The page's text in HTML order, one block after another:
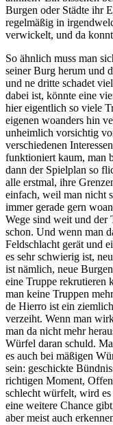
Burgen oder Städte ihr
regelmäßig in
verwickelt, und da
So ähnlich muss man
seiner Burg herum und
und ne dritte schadet
dabei ist, könnte eine
hier eigentlich so viele
eigenen woanders hin
unheimlich vorsichtig
verschiedenen
funktioniert kaum, man
dann der Spielplan so
alle erstmal, ihre
einfach, weil man nicht
immer gerade gern
Wege sind weit und der
schon. Und wenn man
Feldschlacht gerät und
es sehr schwierig ist,
ist nämlich, neue
eine Truppe rekrutieren
man keine Truppen
de Hierro ist ein
verzeiht. Wenn man
man da nicht mehr
Würfel daran schuld.
es auch bei mäßigen
sein: geschickte
richtigen Moment,
schlecht würfelt, wird
eine weitere Chance
aber meist auch